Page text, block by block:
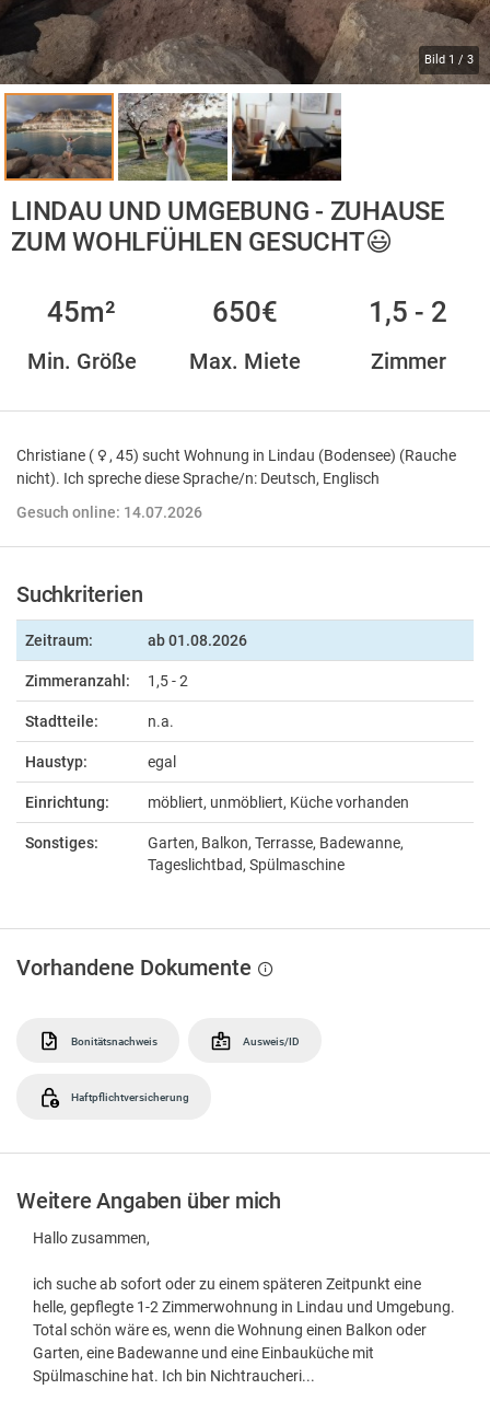
Bild 1 / 3
LINDAU UND UMGEBUNG - ZUHAUSE
ZUM WOHLFÜHLEN GESUCHT😃
45m²
Min. Größe
650€
Max. Miete
1,5 - 2
Zimmer
Christiane (
, 45) sucht Wohnung in Lindau (Bodensee) (Rauche
nicht). Ich spreche diese Sprache/n: Deutsch, Englisch
Gesuch online: 14.07.2026
Suchkriterien
Zeitraum: ab01.08.2026
Zimmeranzahl: 1,5 - 2
Stadtteile: n.a.
Haustyp: egal
Einrichtung: möbliert, unmöbliert, Küche vorhanden
Sonstiges:
Garten, Balkon, Terrasse, Badewanne,
Tageslichtbad, Spülmaschine
Vorhandene Dokumente
Bonitätsnachweis Ausweis/ID
Haftpflichtversicherung
Weitere Angaben über mich
Hallo zusammen,
ich suche ab sofort oder zu einem späteren Zeitpunkt eine
helle, gepflegte 1-2 Zimmerwohnung in Lindau und Umgebung.
Total schön wäre es, wenn die Wohnung einen Balkon oder
Garten, eine Badewanne und eine Einbauküche mit
Spülmaschine hat. Ich bin Nichtraucheri...